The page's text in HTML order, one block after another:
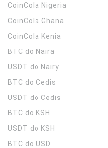
CoinCola Nigeria
CoinCola Ghana
CoinCola Kenia
BTC do Naira
USDT do Nairy
BTC do Cedis
USDT do Cedis
BTC do KSH
USDT do KSH
BTC do USD